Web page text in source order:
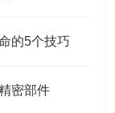
的5个技巧
密部件